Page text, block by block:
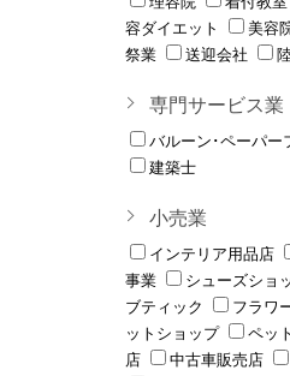
容ダイエット
美容
祭業
送迎会社
専門サービス業
バルーン･ペーパー
建築士
小売業
インテリア用品店
事業
シューズショ
ブティック
フラワ
ットショップ
ペッ
店
中古車販売店